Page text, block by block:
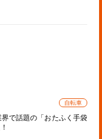
自転車
で話題の「おたふく手袋